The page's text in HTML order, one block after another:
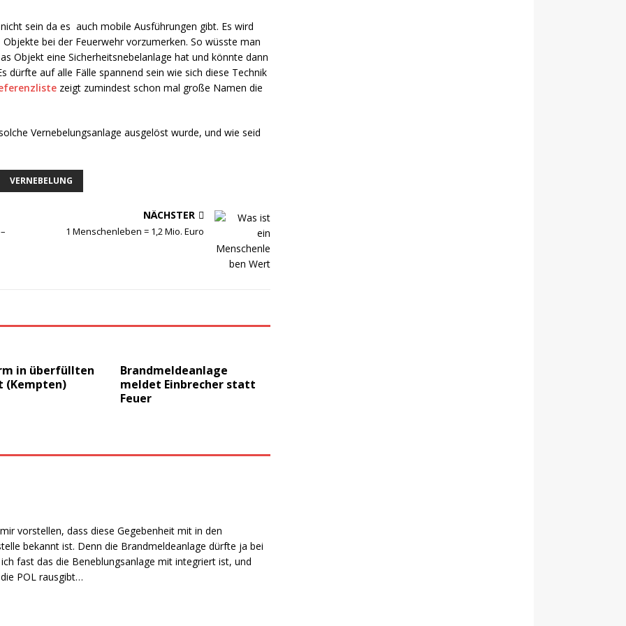
sein da es auch mobile Ausführungen gibt. Es wird
bei der Feuerwehr vorzumerken. So wüsste man
Objekt eine Sicherheitsnebelanlage hat und könnte dann
dürfte auf alle Fälle spannend sein wie sich diese Technik
zeigt zumindest schon mal große Namen die
Vernebelungsanlage ausgelöst wurde, und wie seid
VERNEBELUNG
NÄCHSTER
1 Menschenleben = 1,2 Mio. Euro
in überfüllten
(Kempten)
Brandmeldeanlage
meldet Einbrecher statt
Feuer
vorstellen, dass diese Gegebenheit mit in den
bekannt ist. Denn die Brandmeldeanlage dürfte ja bei
fast das die Beneblungsanlage mit integriert ist, und
POL rausgibt…